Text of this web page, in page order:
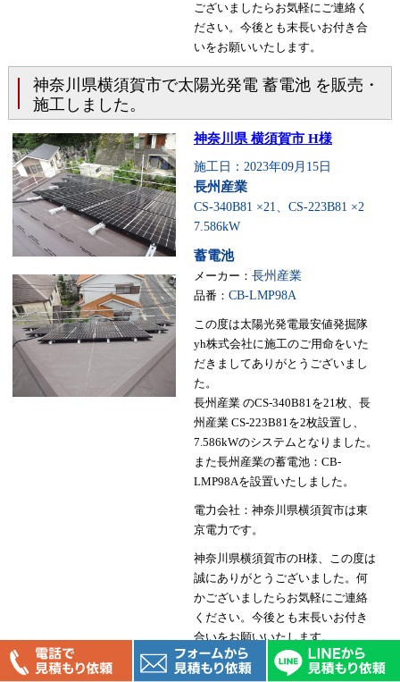
ございましたらお気軽にご連絡く
ださい。今後とも末長いお付き合
いをお願いいたします。
神奈川県横須賀市で太陽光発電 蓄電池 を販売・
施工しました。
神奈川県 横須賀市 H様
施工日：2023年09月15日
長州産業
CS-340B81 ×21、CS-223B81 ×2
7.586kW
蓄電池
メーカー： 長州産業
品番： CB-LMP98A
この度は太陽光発電最安値発掘隊
yh株式会社に施工のご用命をいた
だきましてありがとうございまし
た。
長州産業 のCS-340B81を21枚、長
州産業 CS-223B81を2枚設置し、
7.586kWのシステムとなりました。
また長州産業の蓄電池：CB-
LMP98Aを設置いたしました。
電力会社：神奈川県横須賀市は東
京電力です。
神奈川県横須賀市のH様、この度は
誠にありがとうございました。何
かございましたらお気軽にご連絡
ください。今後とも末長いお付き
合いをお願いいたします。
東京都大田区で太陽光発電 蓄電池 を販売・施工